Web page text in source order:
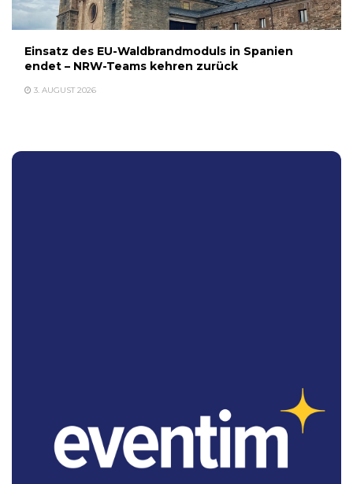
Einsatz des EU-Waldbrandmoduls in Spanien
endet – NRW-Teams kehren zurück
3. AUGUST 2026